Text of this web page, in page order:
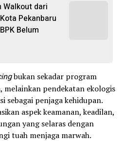
Walkout dari
Pekanbaru
Belum
bukan sekadar program
melainkan pendekatan ekologis
sebagai penjaga kehidupan.
aspek keamanan, keadilan,
yang selaras dengan
tuah menjaga marwah.